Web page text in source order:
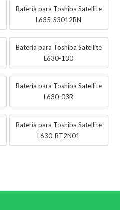
Batería para Toshiba Satellite
L635-S3012BN
Batería para Toshiba Satellite
L630-130
Batería para Toshiba Satellite
L630-03R
Batería para Toshiba Satellite
L630-BT2N01